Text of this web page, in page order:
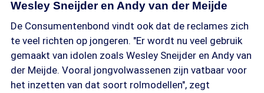
Wesley Sneijder en Andy van der Meijde
De Consumentenbond vindt ook dat de reclames zich
te veel richten op jongeren. "Er wordt nu veel gebruik
gemaakt van idolen zoals Wesley Sneijder en Andy van
der Meijde. Vooral jongvolwassenen zijn vatbaar voor
het inzetten van dat soort rolmodellen", zegt